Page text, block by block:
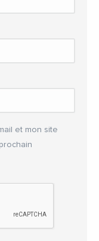
et mon site